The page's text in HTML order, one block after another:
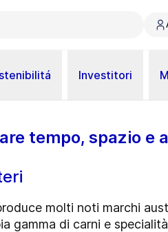
Investitori
tempo, spazio e
molti noti marchi
gamma di carni e